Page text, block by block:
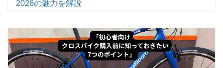
2026の魅力を解説